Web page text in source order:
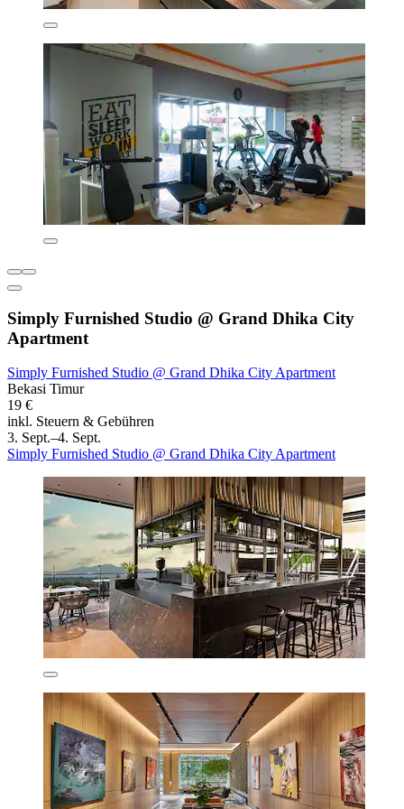
Simply Furnished Studio @ Grand Dhika City
Apartment
Simply Furnished Studio @ Grand Dhika City Apartment
Bekasi Timur
19 €
inkl. Steuern & Gebühren
3. Sept.–4. Sept.
Simply Furnished Studio @ Grand Dhika City Apartment